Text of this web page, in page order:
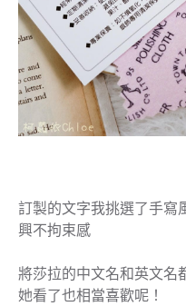
訂製的文字我挑選了手寫
興不拘束感
將莎拉的中文名和英文名
她看了也相當喜歡呢！